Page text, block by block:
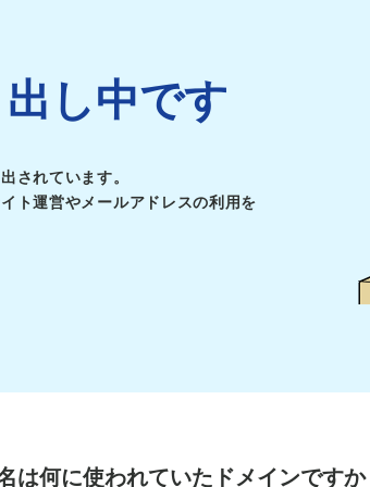
し中です
されています。
ト運営やメールアドレスの利用を
は何に使われていたドメインですか